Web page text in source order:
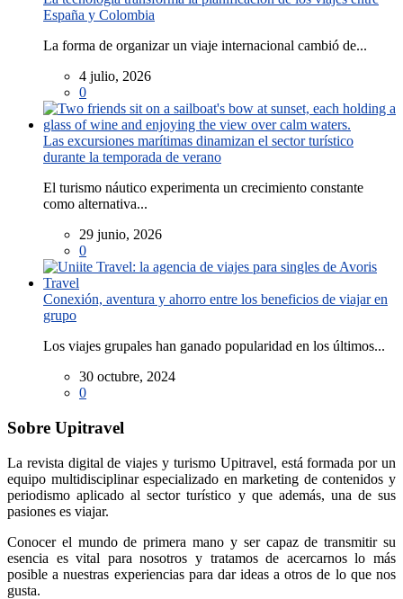
España y Colombia
La forma de organizar un viaje internacional cambió de...
4 julio, 2026
0
Las excursiones marítimas dinamizan el sector turístico
durante la temporada de verano
El turismo náutico experimenta un crecimiento constante
como alternativa...
29 junio, 2026
0
Conexión, aventura y ahorro entre los beneficios de viajar en
grupo
Los viajes grupales han ganado popularidad en los últimos...
30 octubre, 2024
0
Sobre Upitravel
La revista digital de viajes y turismo Upitravel, está formada por un
equipo multidisciplinar especializado en marketing de contenidos y
periodismo aplicado al sector turístico y que además, una de sus
pasiones es viajar.
Conocer el mundo de primera mano y ser capaz de transmitir su
esencia es vital para nosotros y tratamos de acercarnos lo más
posible a nuestras experiencias para dar ideas a otros de lo que nos
gusta.